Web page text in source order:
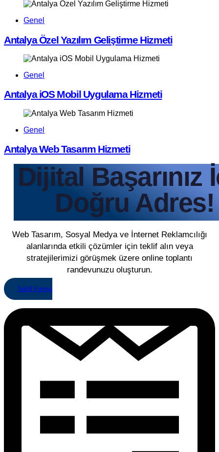
Genel
Antalya Özel Yazılım Geliştirme Hizmeti
Genel
Antalya iOS Mobil Uygulama Hizmeti
Genel
Antalya Web Tasarım Hizmeti
Dijital Başarınız
Doğru Adres!
Web Tasarım, Sosyal Medya ve İnternet Reklamcılığı
alanlarında etkili çözümler için teklif alın veya
stratejilerimizi görüşmek üzere online toplantı
randevunuzu oluşturun.
Teklif Formu